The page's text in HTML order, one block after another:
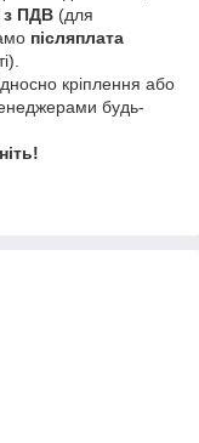
з ПДВ (для
післяплата
кріплення або
будь-